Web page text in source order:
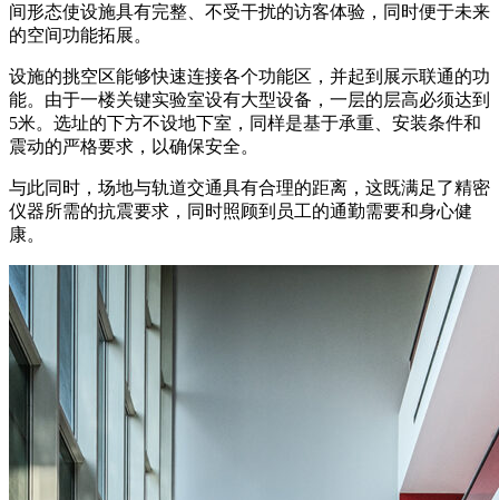
间形态使设施具有完整、不受干扰的访客体验，同时便于未来
的空间功能拓展。
设施的挑空区能够快速连接各个功能区，并起到展示联通的功
能。由于一楼关键实验室设有大型设备，一层的层高必须达到
5米。选址的下方不设地下室，同样是基于承重、安装条件和
震动的严格要求，以确保安全。
与此同时，场地与轨道交通具有合理的距离，这既满足了精密
仪器所需的抗震要求，同时照顾到员工的通勤需要和身心健
康。